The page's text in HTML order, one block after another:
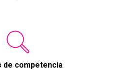
de competencia